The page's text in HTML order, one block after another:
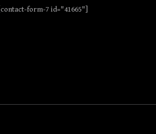
[contact-form-7 id="41665"]